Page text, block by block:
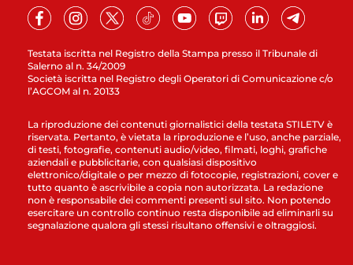
Testata iscritta nel Registro della Stampa presso il Tribunale di
Salerno al n. 34/2009
Società iscritta nel Registro degli Operatori di Comunicazione c/o
l’AGCOM al n. 20133
La riproduzione dei contenuti giornalistici della testata STILETV è
riservata. Pertanto, è vietata la riproduzione e l’uso, anche parziale,
di testi, fotografie, contenuti audio/video, filmati, loghi, grafiche
aziendali e pubblicitarie, con qualsiasi dispositivo
elettronico/digitale o per mezzo di fotocopie, registrazioni, cover e
tutto quanto è ascrivibile a copia non autorizzata. La redazione
non è responsabile dei commenti presenti sul sito. Non potendo
esercitare un controllo continuo resta disponibile ad eliminarli su
segnalazione qualora gli stessi risultano offensivi e oltraggiosi.